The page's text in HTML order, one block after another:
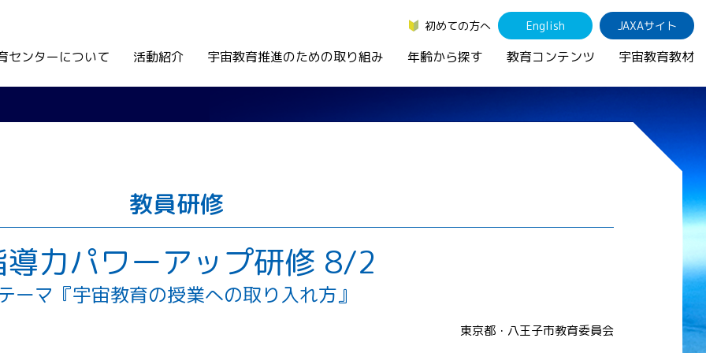
初めての方へ English JAXAサイト
センターについて 活動紹介 宇宙教育推進のための取り組み 年齢から探す 教育コンテンツ 宇宙教育教材
教員研修
力パワーアップ研修 8/2
ーマ『宇宙教育の授業への取り入れ方』
東京都・八王子市教育委員会